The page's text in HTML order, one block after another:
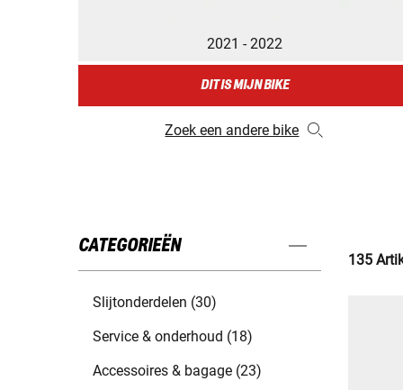
2021 - 2022
DIT IS MIJN BIKE
Zoek een andere bike
CATEGORIEËN
Slijtonderdelen (30)
Service & onderhoud (18)
Accessoires & bagage (23)
135